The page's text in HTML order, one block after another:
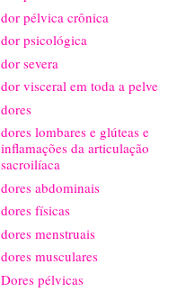
dor pélvica crônica
dor psicológica
dor severa
dor visceral em toda a pelve
dores
dores lombares e glúteas e
inflamações da articulação
sacroilíaca
dores abdominais
dores físicas
dores menstruais
dores musculares
Dores pélvicas